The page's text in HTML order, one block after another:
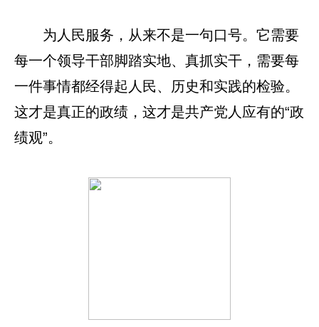
为人民服务，从来不是一句口号。它需要
每一个领导干部脚踏实地、真抓实干，需要每
一件事情都经得起人民、历史和实践的检验。
这才是真正的政绩，这才是共产党人应有的“政
绩观”。